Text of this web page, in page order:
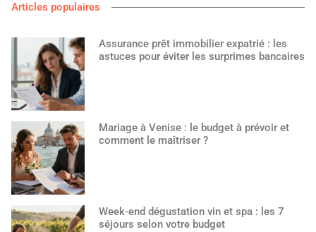
Articles populaires
Assurance prêt immobilier expatrié : les
astuces pour éviter les surprimes bancaires
Mariage à Venise : le budget à prévoir et
comment le maîtriser ?
Week-end dégustation vin et spa : les 7
séjours selon votre budget